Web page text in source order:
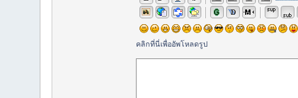
คลิกที่นี่เพื่ออัพโหลดรูป